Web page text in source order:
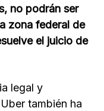
no podrán ser
zona federal de
el juicio de
legal y
también ha